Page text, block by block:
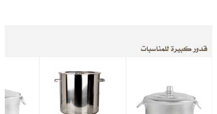
قدور كبيرة للمناسبات